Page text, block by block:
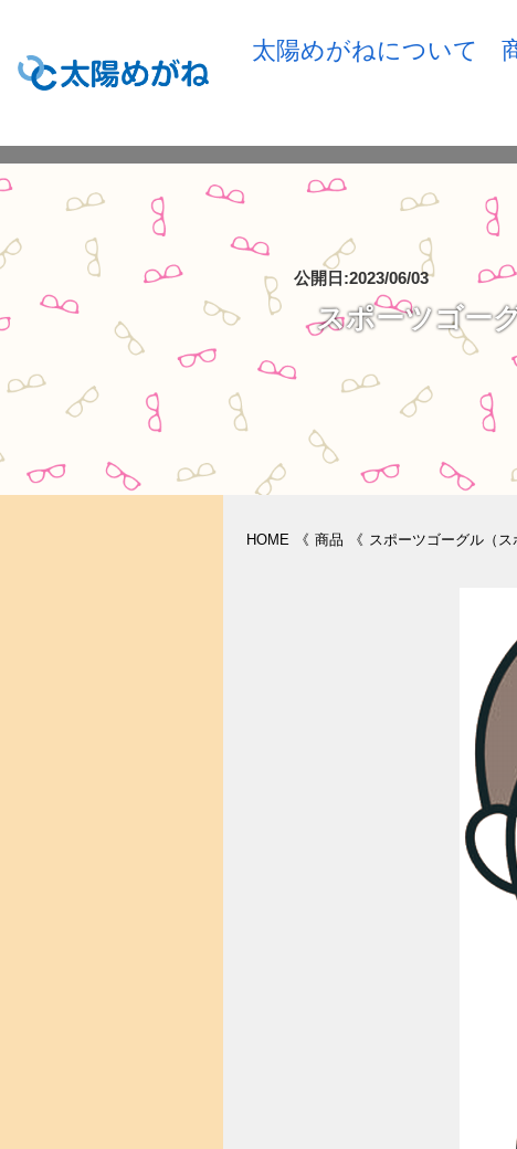
太陽めがねについて
公開日:2023/06/03
スポーツゴー
HOME 《 商品 《 スポーツゴーグル（ス